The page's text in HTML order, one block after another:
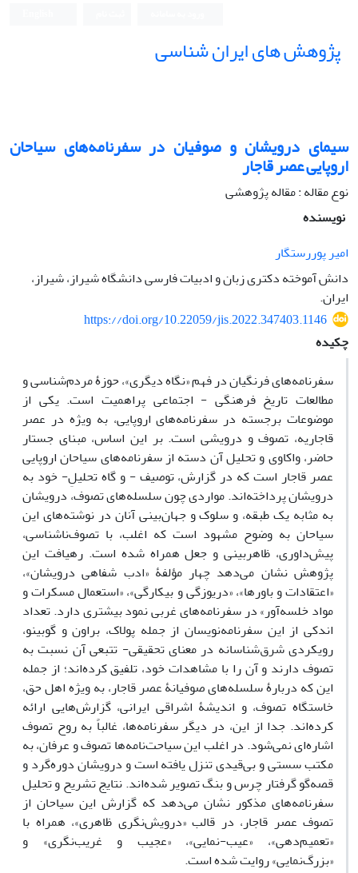
پژوهش های ایران شناسی
سیمای درویشان و صوفیان در سفرنامه‌های سیاحان
اروپایی عصر قاجار
نوع مقاله : مقاله پژوهشی
نویسنده
امیر پوررستگار
دانش آموخته دکتری زبان و ادبیات فارسی دانشگاه شیراز، شیراز،
ایران.
https://doi.org/10.22059/jis.2022.347403.1146
چکیده
سفرنامه‌های فرنگیان در فهم «نگاه دیگری»، حوزۀ مردم‌شناسی و
مطالعات تاریخ فرهنگی - اجتماعی پراهمیت است. یکی از
موضوعات برجسته در سفرنامه‌های اروپایی، به ویژه در عصر
قاجاریه، تصوف و درویشی است. بر این اساس، مبنای جستار
حاضر، واکاوی و تحلیل آن دسته از سفرنامه‌های سیاحان اروپایی
عصر قاجار است که در گزارش، توصیف - و گاه تحلیلِ- خود به
درویشان پرداخته‌اند. مواردی چون سلسله‌های تصوف، درویشان
به مثابه یک طبقه، و سلوک و جهان‌بینی آنان در نوشته‌های این
سیاحان به وضوح مشهود است که اغلب، با تصوف‌ناشناسی،
پیش‌داوری، ظاهربینی و جعل همراه شده است. رهیافت این
پژوهش نشان می‌دهد چهار مؤلفۀ «ادب شفاهی درویشان»،
«اعتقادات و باورها»، «دریوزگی و بیکارگی»، «استعمال مسکرات و
مواد خلسه‌آور» در سفرنامه‌های غربی نمود بیشتری دارد. تعداد
اندکی از این سفرنامه‌نویسان از جمله پولاک، براون و گوبینو،
رویکردی شرق‌شناسانه در معنای تحقیقی- تتبعی آن نسبت به
تصوف دارند و آن را با مشاهدات خود، تلفیق کرده‌اند؛ از جمله
این که دربارۀ سلسله‌های صوفیانۀ عصر قاجار، به ویژه اهل حق،
خاستگاه تصوف، و اندیشۀ اشراقی ایرانی، گزارش‌هایی ارائه
کرده‌اند. جدا از این، در دیگر سفرنامه‌ها، غالباً به روح تصوف
اشاره‌ای نمی‌شود. در اغلب این سیاحت‌نامه‌‌ها تصوف و عرفان، به
مکتب سستی و بی‌قیدی تنزل یافته است و درویشان دوره‌‌گرد و
قصه‌گو گرفتار چرس و بنگ تصویر شده‌اند. نتایج تشریح و تحلیل
سفرنامه‌های مذکور نشان می‌دهد که گزارش این سیاحان از
تصوف عصر قاجار، در قالب «درویش‌نگری ظاهری»، همراه با
«تعمیم‌دهی»، «عیب-نمایی»، «عجیب و غریب‌نگری» و
«بزرگ‌نمایی» روایت شده است.